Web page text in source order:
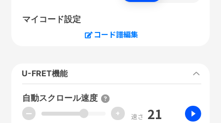
マイコード設定
コード譜編集
U-FRET機能
自動スクロール速度
ー + 速さ 21